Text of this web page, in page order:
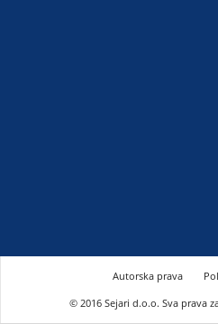
Autorska prava
© 2016 Sejari d.o.o. Sva prava